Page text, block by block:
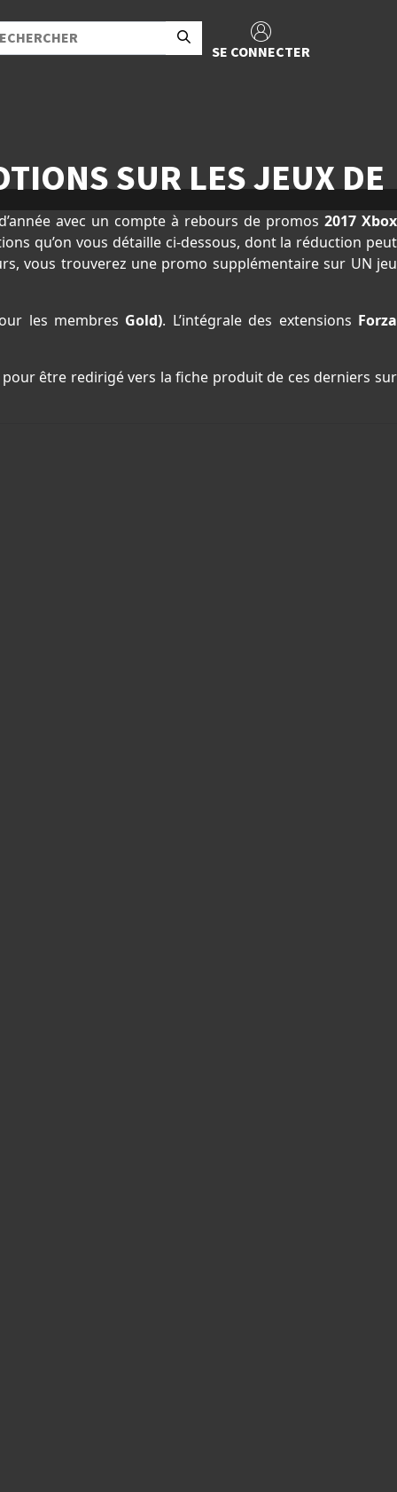
SE CONNECTER
SUR LES JEUX DE
avec un compte à rebours de promos2017 Xbox
qu’on vous détaille ci-dessous, dont la réduction peut
vous trouverez une promo supplémentaire sur UN jeu
les membres Gold). L’intégrale des extensions Forza
être redirigé vers la fiche produit de ces derniers sur